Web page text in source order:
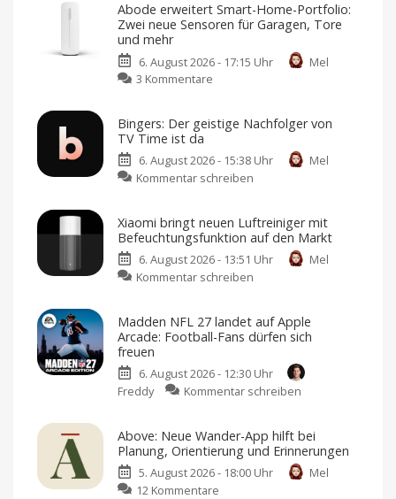
Abode erweitert Smart-Home-Portfolio:
Zwei neue Sensoren für Garagen, Tore
und mehr
6. August 2026 - 17:15 Uhr
Mel
3 Kommentare
Smart-
Portfolio:
Zwei
für
Garagen,
Tore
und
mit
Apple
Home
Bingers: Der geistige Nachfolger von
TV Time ist da
6. August 2026 - 15:38 Uhr
Mel
Kommentar schreiben
geistige
Nachfolger
von
da
Mehr
eine
Watchlist
Xiaomi bringt neuen Luftreiniger mit
Befeuchtungsfunktion auf den Markt
6. August 2026 - 13:51 Uhr
Mel
Kommentar schreiben
neuen
Luftreiniger
Befeuchtungsfunktion
auf
Markt
Preis
und
Verfügbarkeit
noch
offen
Madden NFL 27 landet auf Apple
Arcade: Football-Fans dürfen sich
freuen
6. August 2026 - 12:30 Uhr
Freddy
Kommentar schreiben
27
landet
auf
Above: Neue Wander-App hilft bei
Planung, Orientierung und Erinnerungen
5. August 2026 - 18:00 Uhr
Mel
12 Kommentare